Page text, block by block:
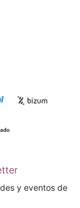
y eventos de